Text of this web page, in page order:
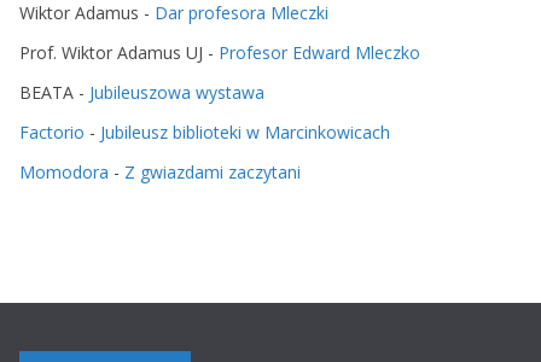
Wiktor Adamus - Dar profesora Mleczki
Prof. Wiktor Adamus UJ - Profesor Edward Mleczko
BEATA - Jubileuszowa wystawa
Factorio - Jubileusz biblioteki w Marcinkowicach
Momodora - Z gwiazdami zaczytani